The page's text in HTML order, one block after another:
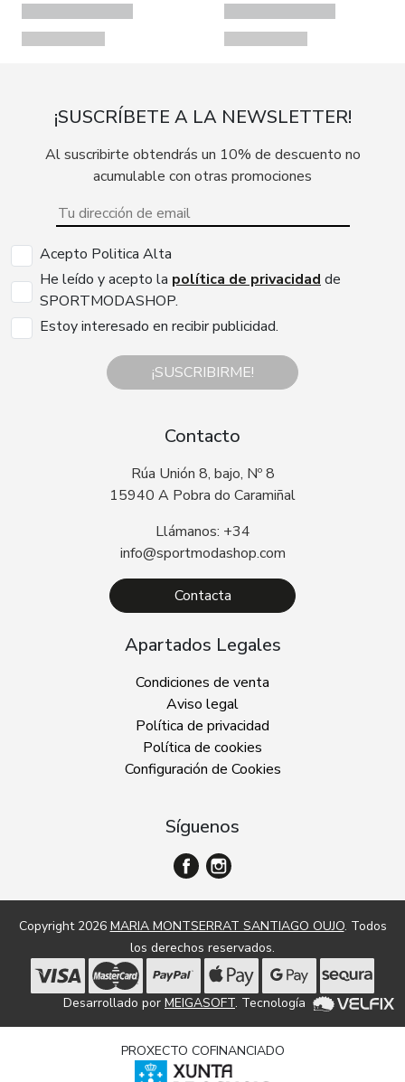
¡SUSCRÍBETE A LA NEWSLETTER!
Al suscribirte obtendrás un 10% de descuento no
acumulable con otras promociones
Acepto Politica Alta
He leído y acepto la política de privacidad de
SPORTMODASHOP.
Estoy interesado en recibir publicidad.
¡SUSCRIBIRME!
Contacto
Rúa Unión 8, bajo, Nº 8
15940 A Pobra do Caramiñal
Llámanos: +34
info@sportmodashop.com
Contacta
Apartados Legales
Condiciones de venta
Aviso legal
Política de privacidad
Política de cookies
Configuración de Cookies
Síguenos
Copyright 2026 MARIA MONTSERRAT SANTIAGO OUJO. Todos
los derechos reservados.
Desarrollado por MEIGASOFT. Tecnología
PROXECTO COFINANCIADO